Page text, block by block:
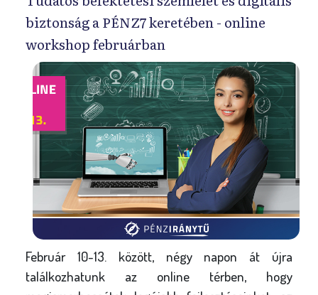
biztonság a PÉNZ7 keretében - online
workshop februárban
Február 10-13. között, négy napon át újra
találkozhatunk az online térben, hogy